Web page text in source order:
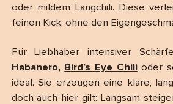
oder mildem Langchili. Diese
feinen Kick, ohne den
Für Liebhaber intensiver
Habanero, Bird’s Eye Chilioder
ideal. Sie erzeugen eine klare,
doch auch hier gilt: Langsam